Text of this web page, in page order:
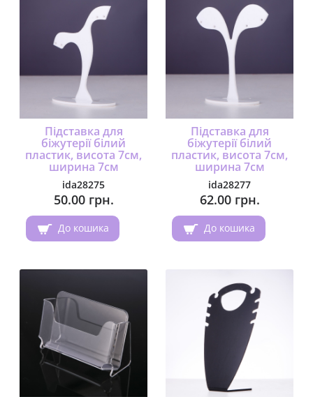
Підставка для
біжутерії білий
пластик, висота 7см,
ширина 7см
ida28275
50.00 грн.
До кошика
Підставка для
біжутерії білий
пластик, висота 7см,
ширина 7см
ida28277
62.00 грн.
До кошика